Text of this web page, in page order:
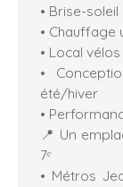
• Brise-
• Chauffage
• Local
•
été/hiver
•
📍 Un
7ᵉ
• Métros